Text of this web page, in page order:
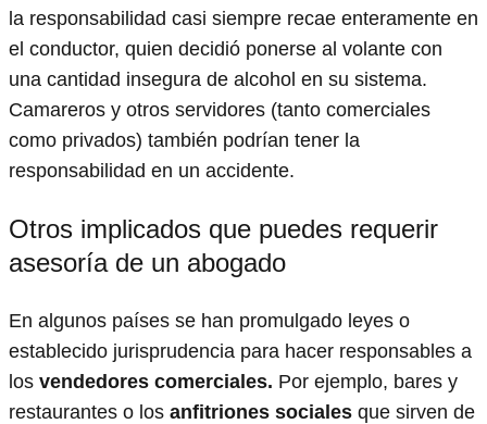
la responsabilidad casi siempre recae enteramente en
el conductor, quien decidió ponerse al volante con
una cantidad insegura de alcohol en su sistema.
Camareros y otros servidores (tanto comerciales
como privados) también podrían tener la
responsabilidad en un accidente.
Otros implicados que puedes requerir
asesoría de un abogado
En algunos países se han promulgado leyes o
establecido jurisprudencia para hacer responsables a
los vendedores comerciales. Por ejemplo, bares y
restaurantes o los anfitriones sociales que sirven de